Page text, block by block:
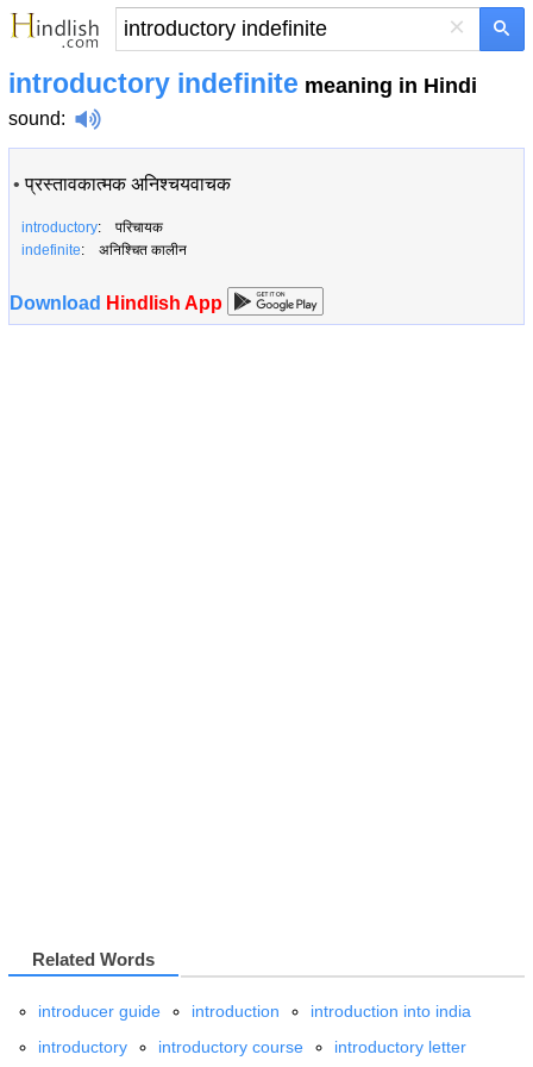
×
introductory indefinite meaning in Hindi
sound:
•प्रस्तावकात्मक अनिश्चयवाचक
introductory: परिचायक
indefinite: अनिश्चित कालीन
Download Hindlish App
Related Words
introducer guide introduction
introduction into india
introductory
introductory course introductory letter